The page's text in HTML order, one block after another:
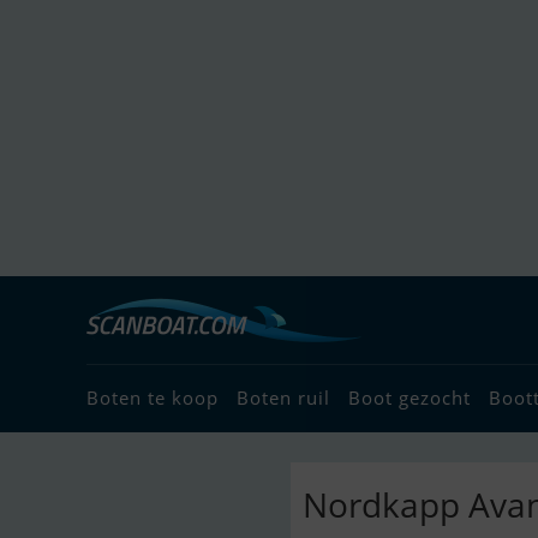
Boten te koop Boten ruil Boot gezocht
Nordkapp